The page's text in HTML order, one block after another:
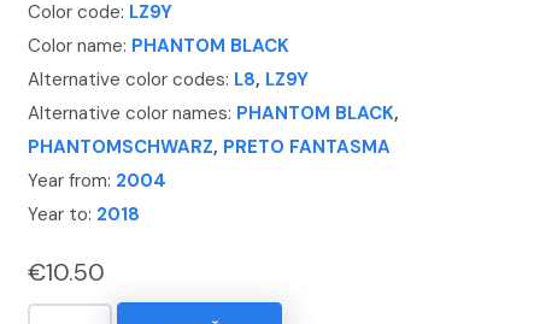
Color code: LZ9Y
Color name: PHANTOM BLACK
Alternative color codes: L8, LZ9Y
Alternative color names: PHANTOM BLACK,
PHANTOMSCHWARZ, PRETO FANTASMA
Year from: 2004
Year to: 2018
€10.50